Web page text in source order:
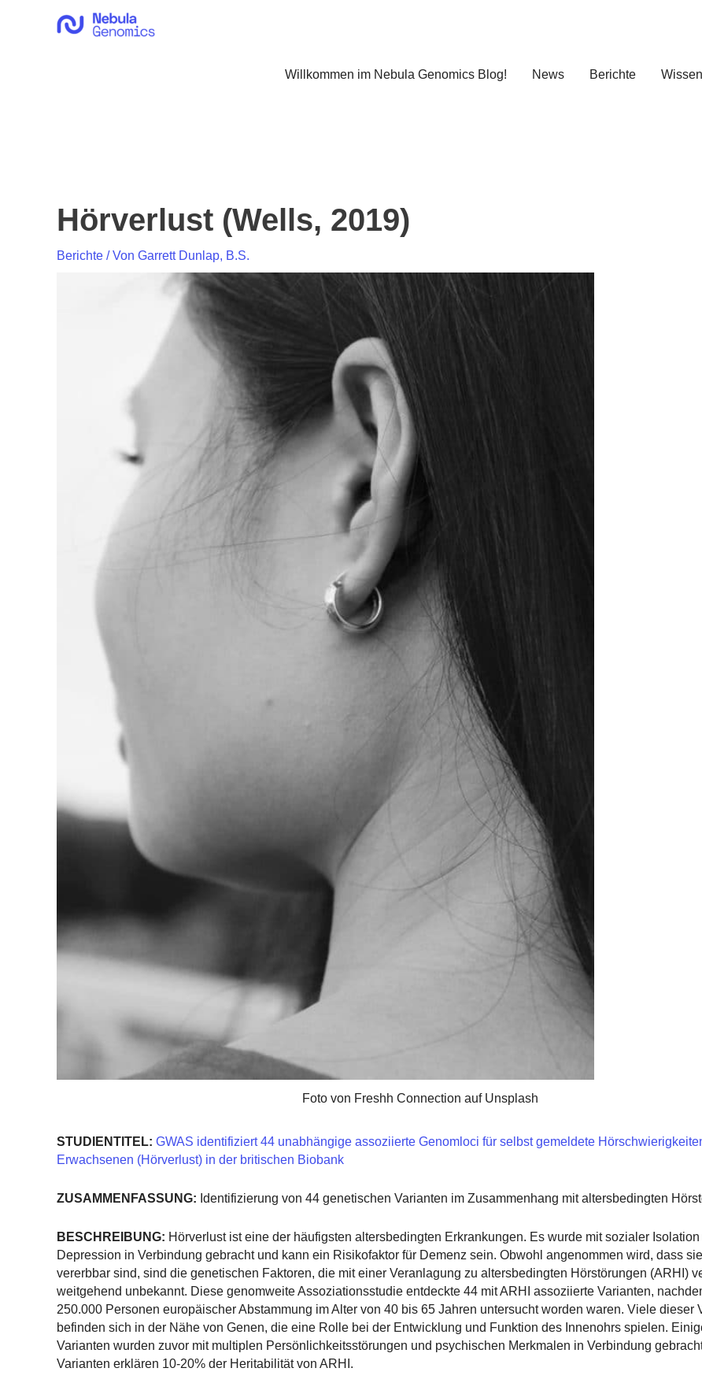
Willkommen im Nebula Genomics Blog! News Berichte
Hörverlust (Wells, 2019)
Berichte / Von Garrett Dunlap, B.S.
Foto von Freshh Connection auf Unsplash
STUDIENTITEL: GWAS identifiziert 44 unabhängige assoziierte Genomloci für selbst gemeldete
Erwachsenen (Hörverlust) in der britischen Biobank
ZUSAMMENFASSUNG: Identifizierung von 44 genetischen Varianten im Zusammenhang mit altersbedingten
BESCHREIBUNG: Hörverlust ist eine der häufigsten altersbedingten Erkrankungen. Es wurde mit sozialer Isolation
Depression in Verbindung gebracht und kann ein Risikofaktor für Demenz sein. Obwohl angenommen wird, dass
vererbbar sind, sind die genetischen Faktoren, die mit einer Veranlagung zu altersbedingten Hörstörungen (ARHI)
weitgehend unbekannt. Diese genomweite Assoziationsstudie entdeckte 44 mit ARHI assoziierte Varianten,
250.000 Personen europäischer Abstammung im Alter von 40 bis 65 Jahren untersucht worden waren. Viele dieser
befinden sich in der Nähe von Genen, die eine Rolle bei der Entwicklung und Funktion des Innenohrs spielen.
Varianten wurden zuvor mit multiplen Persönlichkeitsstörungen und psychischen Merkmalen in Verbindung
Varianten erklären 10-20% der Heritabilität von ARHI.